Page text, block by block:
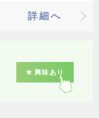
詳細へ
興味あり